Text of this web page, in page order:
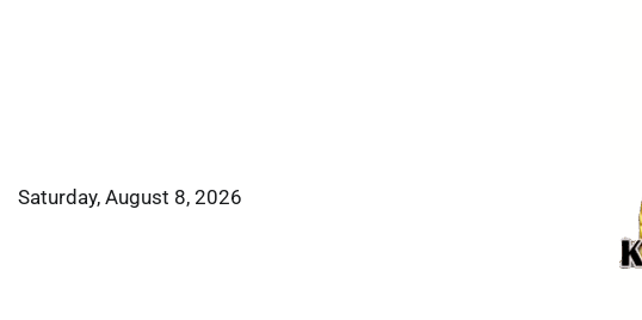
Saturday, August 8, 2026